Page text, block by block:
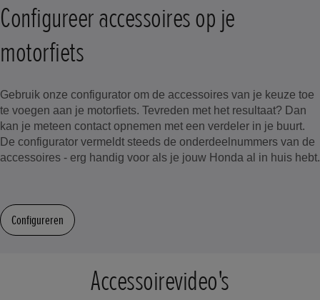
Configureer accessoires op je
motorfiets
Gebruik onze configurator om de accessoires van je keuze toe
te voegen aan je motorfiets. Tevreden met het resultaat? Dan
kan je meteen contact opnemen met een verdeler in je buurt.
De configurator vermeldt steeds de onderdeelnummers van de
accessoires - erg handig voor als je jouw Honda al in huis hebt.
Configureren
Accessoirevideo's